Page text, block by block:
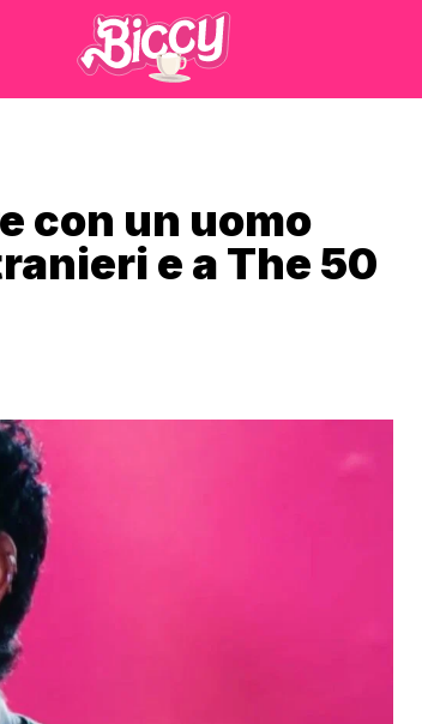
con un uomo
e a The 50